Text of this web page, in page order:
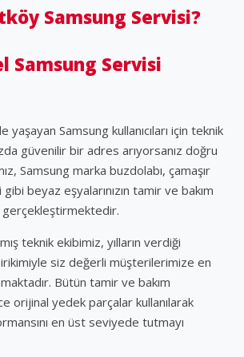
Samsung Servisi?
Samsung Servisi
Samsung kullanıcıları için teknik
güvenilir bir adres arıyorsanız doğru
Samsung marka buzdolabı, çamaşır
beyaz eşyalarınızın tamir ve bakım
teknik ekibimiz, yılların verdiği
siz değerli müşterilerimize en
Bütün tamir ve bakım
orijinal yedek parçalar kullanılarak
en üst seviyede tutmayı